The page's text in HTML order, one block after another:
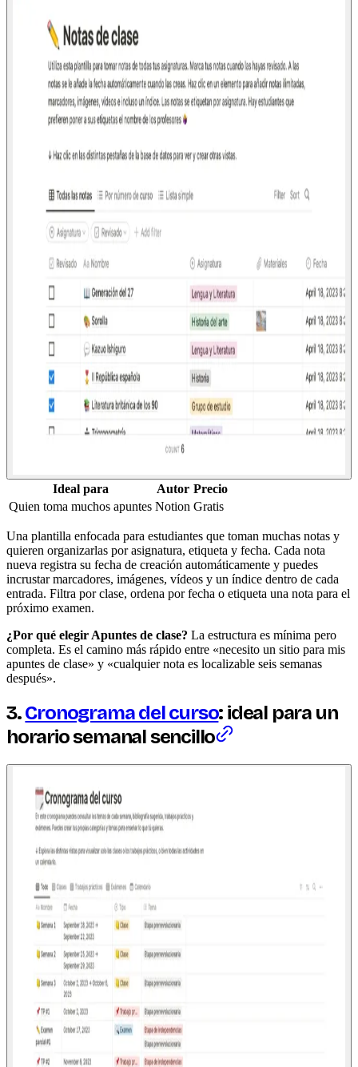
Ideal para Autor Precio
Quien toma muchos apuntes Notion Gratis
Una plantilla enfocada para estudiantes que toman muchas notas y
quieren organizarlas por asignatura, etiqueta y fecha. Cada nota
nueva registra su fecha de creación automáticamente y puedes
incrustar marcadores, imágenes, vídeos y un índice dentro de cada
entrada. Filtra por clase, ordena por fecha o etiqueta una nota para el
próximo examen.
¿Por qué elegir Apuntes de clase? La estructura es mínima pero
completa. Es el camino más rápido entre «necesito un sitio para mis
apuntes de clase» y «cualquier nota es localizable seis semanas
después».
3.Cronograma del curso: ideal para un
horario semanal sencillo